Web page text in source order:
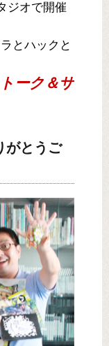
ジオで開催
とハックと
ーク＆サ
がとうご